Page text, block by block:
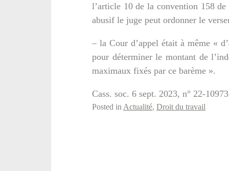
l’article 10 de la convention 158
abusif le juge peut ordonner le
– la Cour d’appel était à même «
pour déterminer le montant de
maximaux fixés par ce barème ».
Cass. soc. 6 sept. 2023, n° 22-10973
Posted in Actualité, Droit du travail